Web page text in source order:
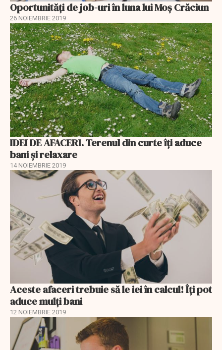
Oportunități de job-uri în luna lui Moș Crăciun
26 NOIEMBRIE 2019
IDEI DE AFACERI. Terenul din curte îți aduce
bani și relaxare
14 NOIEMBRIE 2019
Aceste afaceri trebuie să le iei în calcul! Îți pot
aduce mulți bani
12 NOIEMBRIE 2019